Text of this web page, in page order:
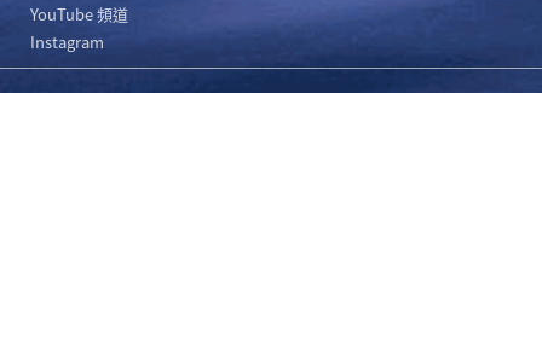
YouTube 頻道
Instagram